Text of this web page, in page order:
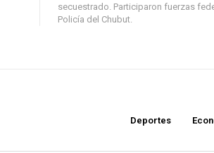
secuestrado. Participaron fuerzas
Policía del Chubut.
Deportes